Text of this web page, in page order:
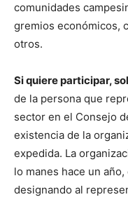
comunidades
gremios económicos,
otros.
Si quiere participar,
de la persona que
sector en el Consejo
existencia de la
expedida. La
lo manes hace un
designando al